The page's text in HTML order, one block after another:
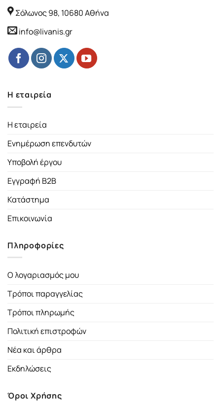
Σόλωνος 98, 10680 Αθήνα
info@livanis.gr
Η εταιρεία
Η εταιρεία
Ενημέρωση επενδυτών
Υποβολή έργου
Εγγραφή B2B
Κατάστημα
Επικοινωνία
Πληροφορίες
Ο λογαριασμός μου
Τρόποι παραγγελίας
Τρόποι πληρωμής
Πολιτική επιστροφών
Νέα και άρθρα
Εκδηλώσεις
Όροι Χρήσης